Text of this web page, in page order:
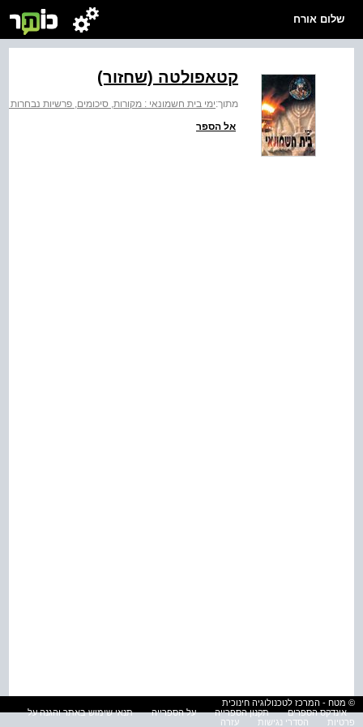
שלום אורח
קטאפולטה (שחזור)
מתוך:ימי בית חשמונאי : מקורות, סיכומים, פרשיות נבחרות
אל הספר
© מטח - המרכז לטכנולוגיה חינוכית
אינדקס הספרים
תקנון הספרייה על הספרייה
תנאי שימוש באתר והגנה על
פרטיות
הסדרי נגישות עזרה